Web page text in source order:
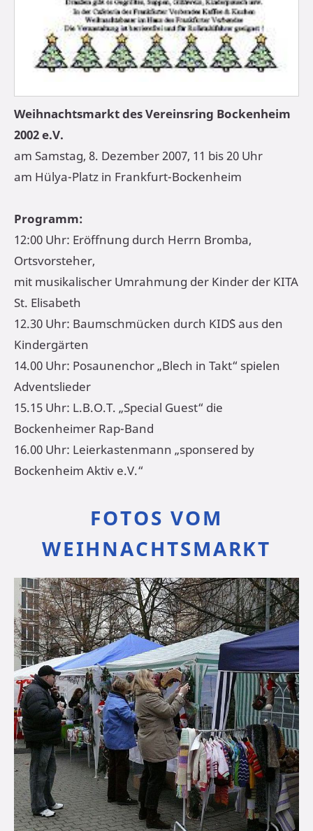
Weihnachtsmarkt des Vereinsring Bockenheim
2002 e.V.
am Samstag, 8. Dezember 2007, 11 bis 20 Uhr
am Hülya-Platz in Frankfurt-Bockenheim
Programm:
12:00 Uhr: Eröffnung durch Herrn Bromba,
Ortsvorsteher,
mit musikalischer Umrahmung der Kinder der KITA
St. Elisabeth
12.30 Uhr: Baumschmücken durch KID`S aus den
Kindergärten
14.00 Uhr: Posaunenchor „Blech in Takt“ spielen
Adventslieder
15.15 Uhr: L.B.O.T. „Special Guest“ die
Bockenheimer Rap-Band
16.00 Uhr: Leierkastenmann „sponsered by
Bockenheim Aktiv e.V.“
FOTOS VOM
WEIHNACHTSMARKT